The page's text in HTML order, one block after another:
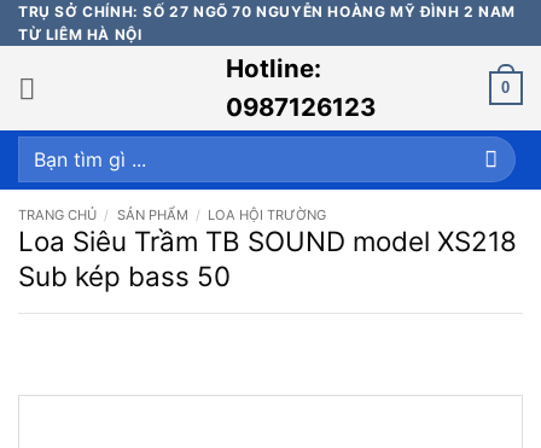
Bỏ
qua
nội
dung
TRỤ SỞ CHÍNH: SỐ 27 NGÕ 70 NGUYỄN HOÀNG MỸ ĐÌNH 2 NAM
TỪ LIÊM HÀ NỘI
Hotline:
0987126123
0
Tìm
kiếm:
TRANG CHỦ / SẢN PHẨM / LOA HỘI TRƯỜNG
Loa Siêu Trầm TB SOUND model XS218
Sub kép bass 50